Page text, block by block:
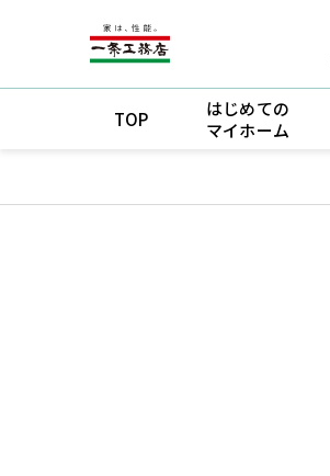
TOP
はじめての
マイホーム